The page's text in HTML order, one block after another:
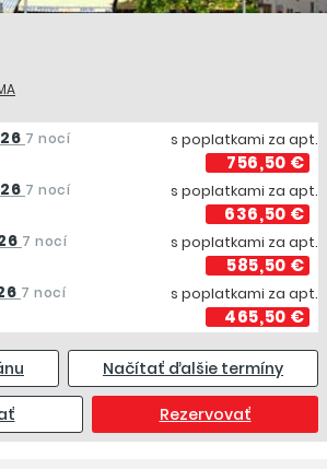
7 nocí
s poplatkami za apt.
756,50 €
7 nocí
s poplatkami za apt.
636,50 €
7 nocí
s poplatkami za apt.
585,50 €
7 nocí
s poplatkami za apt.
465,50 €
Načítať ďalšie termíny
Rezervovať